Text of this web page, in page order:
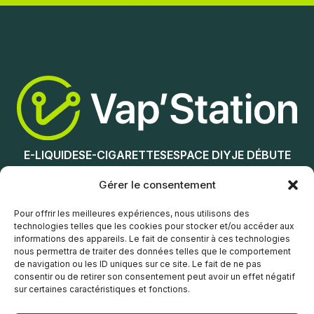
Gérer le consentement
Pour offrir les meilleures expériences, nous utilisons des
technologies telles que les cookies pour stocker et/ou accéder aux
informations des appareils. Le fait de consentir à ces technologies
nous permettra de traiter des données telles que le comportement
de navigation ou les ID uniques sur ce site. Le fait de ne pas
consentir ou de retirer son consentement peut avoir un effet négatif
sur certaines caractéristiques et fonctions.
Ajouter au panier Ajouter au panier
E-LIQUIDESE-CIGARETTESESPACE DIYJE DÉBUTE
NOS MAGASINS
Service client